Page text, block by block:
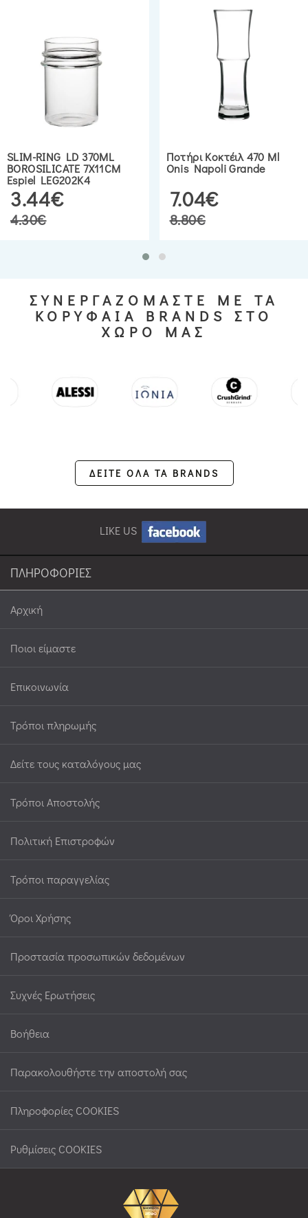
SLIM-RING LD 370ML
BOROSILICATE 7X11CM
Espiel LEG202K4
3.44€
4.30€
Ποτήρι Κοκτέιλ 470 Ml
Onis Napoli Grande
7.04€
8.80€
ΣΥΝΕΡΓΑΖΟΜΑΣΤΕ ΜΕ ΤΑ
ΚΟΡΥΦΑΙΑ BRANDS ΣΤΟ
ΧΩΡΟ ΜΑΣ
ΔΕΙΤΕ ΟΛΑ ΤΑ BRANDS
LIKE US
ΠΛΗΡΟΦΟΡΙΕΣ
Αρχική
Ποιοι είμαστε
Επικοινωνία
Τρόποι πληρωμής
Δείτε τους καταλόγους μας
Τρόποι Αποστολής
Πολιτική Επιστροφών
Τρόποι παραγγελίας
Όροι Χρήσης
Προστασία προσωπικών δεδομένων
Συχνές Ερωτήσεις
Βοήθεια
Παρακολουθήστε την αποστολή σας
Πληροφορίες COOKIES
Ρυθμίσεις COOKIES